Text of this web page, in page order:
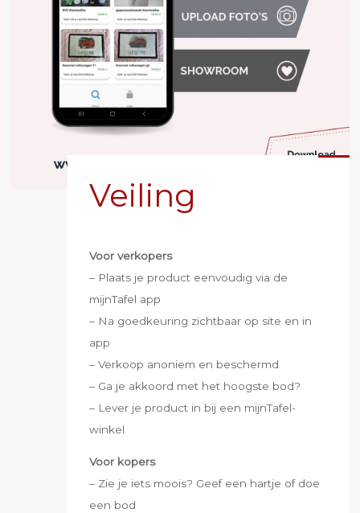
Veiling
Voor verkopers
– Plaats je product eenvoudig via de
mijnTafel app
– Na goedkeuring zichtbaar op site en in
app
– Verkoop anoniem en beschermd
– Ga je akkoord met het hoogste bod?
– Lever je product in bij een mijnTafel-
winkel
Voor kopers
– Zie je iets moois? Geef een hartje of doe
een bod